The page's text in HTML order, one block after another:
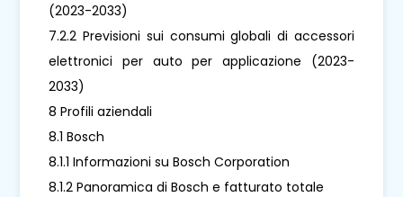
(2023-2033)
7.2.2 Previsioni sui consumi globali di accessori
elettronici per auto per applicazione (2023-
2033)
8 Profili aziendali
8.1 Bosch
8.1.1 Informazioni su Bosch Corporation
8.1.2 Panoramica di Bosch e fatturato totale